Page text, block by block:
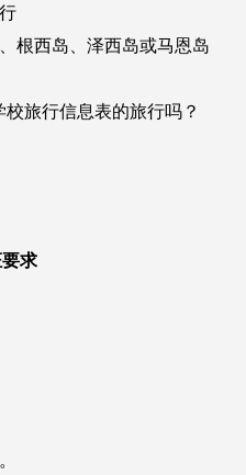
根西岛、泽西岛或马恩岛
旅行信息表的旅行吗？
求